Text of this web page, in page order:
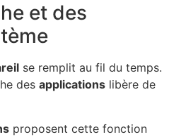
et des
se remplit au fil du temps.
des applications libère de
proposent cette fonction